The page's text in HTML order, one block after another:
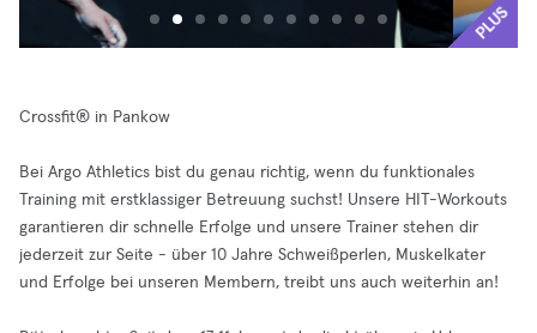
PLUS
Crossfit® in Pankow
Bei Argo Athletics bist du genau richtig, wenn du funktionales
Training mit erstklassiger Betreuung suchst! Unsere HIT-Workouts
garantieren dir schnelle Erfolge und unsere Trainer stehen dir
jederzeit zur Seite - über 10 Jahre Schweißperlen, Muskelkater
und Erfolge bei unseren Membern, treibt uns auch weiterhin an!